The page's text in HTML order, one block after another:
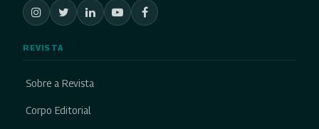
REVISTA
Sobre a Revista
Corpo Editorial